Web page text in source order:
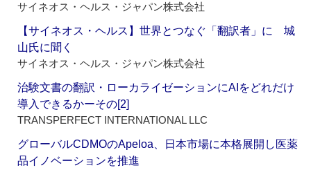
サイネオス・ヘルス・ジャパン株式会社
【サイネオス・ヘルス】世界とつなぐ「翻訳者」に 城
山氏に聞く
サイネオス・ヘルス・ジャパン株式会社
治験文書の翻訳・ローカライゼーションにAIをどれだけ
導入できるかーその[2]
TRANSPERFECT INTERNATIONAL LLC
グローバルCDMOのApeloa、日本市場に本格展開し医薬
品イノベーションを推進